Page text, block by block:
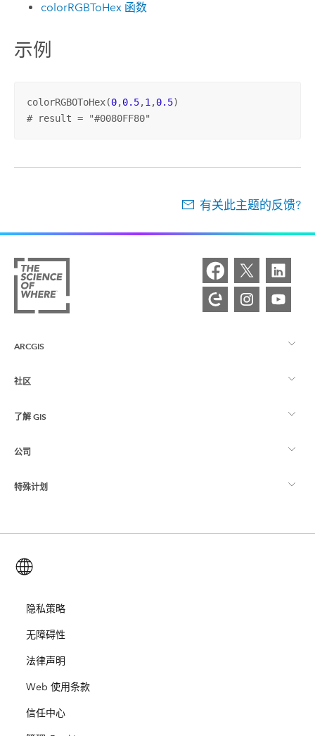
colorRGBToHex 函数
示例
colorRGBOToHex(0,0.5,1 ,0.5
# result = "#0080FF80"
有关此主题的反馈?
ARCGIS
ArcGIS 概览
制图
Esri Store
社区
Esri 社区
ArcGIS 博客
Esri 年轻专家关系网
活动
了解 GIS
什么是 GIS？
位置智能
培训
ArcUser
ArcNews
Esri Press
公司
关于 Esri
招贤纳士
开放视野
业务行为准则
特殊计划
ArcGIS for Student Use
保护
教育
隐私策略
无障碍性
法律声明
Web 使用条款
信任中心